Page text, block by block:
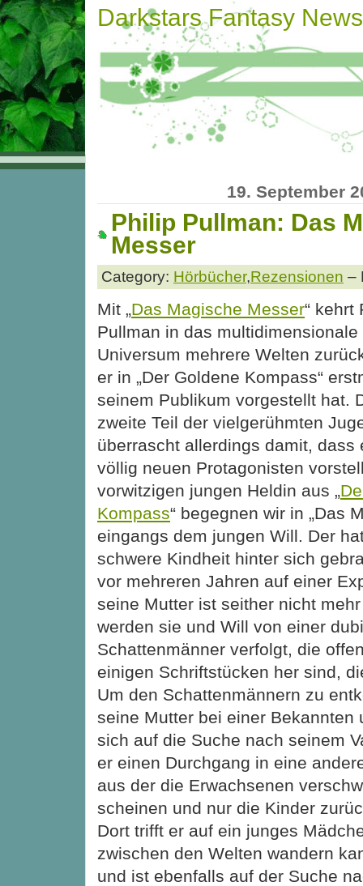
Darkstars Fantasy News
19. September
Philip Pullman: Das
Messer
Category: Hörbücher,Rezensionen –
Mit „Das Magische Messer“ kehrt
Pullman in das multidimensionale
Universum mehrere Welten
er in „Der Goldene Kompass“
seinem Publikum vorgestellt hat.
zweite Teil der vielgerühmten
überrascht allerdings damit, dass
völlig neuen Protagonisten
vorwitzigen jungen Heldin aus „
Kompass“ begegnen wir in „Das
eingangs dem jungen Will. Der
schwere Kindheit hinter sich
vor mehreren Jahren auf einer
seine Mutter ist seither nicht
werden sie und Will von einer
Schattenmänner verfolgt, die
einigen Schriftstücken her sind,
Um den Schattenmännern zu
seine Mutter bei einer Bekannten
sich auf die Suche nach seinem
er einen Durchgang in eine
aus der die Erwachsenen
scheinen und nur die Kinder
Dort trifft er auf ein junges
zwischen den Welten wandern
und ist ebenfalls auf der Suche